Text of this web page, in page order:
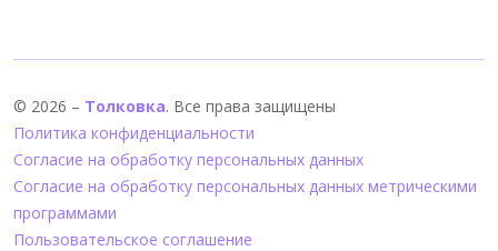
© 2026 – Толковка. Все права защищены
Политика конфиденциальности
Согласие на обработку персональных данных
Согласие на обработку персональных данных метрическими
программами
Пользовательское соглашение